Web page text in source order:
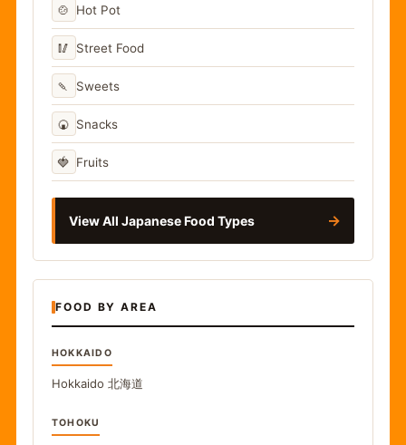
🍲 Hot Pot
🥢 Street Food
🍡 Sweets
🍘 Snacks
🍓 Fruits
View All Japanese Food Types →
FOOD BY AREA
HOKKAIDO
Hokkaido 北海道
TOHOKU